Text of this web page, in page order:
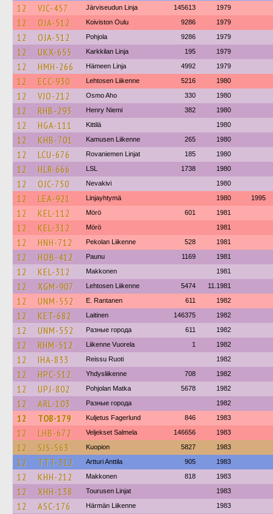
12 VJC-457 Järviseudun Linja 145613 1979
12 OJA-512 Koiviston Oulu 9286 1979
12 OJA-512 Pohjola 9286 1979
12 UKX-655 Karkkilan Linja 195 1979
12 HMH-266 Hämeen Linja 4992 1979
12 ECC-930 Lehtosen Liikenne 5216 1980
12 VJO-212 Osmo Aho 330 1980
12 RHB-293 Henry Niemi 382 1980
12 HGA-111 Kittilä 1980
12 KHB-701 Kamusen Liikenne 265 1980
12 LCU-676 Rovaniemen Linjat 185 1980
12 HLR-666 LSL 1738 1980
12 OJC-750 Nevakivi 1980
12 LEA-921 Linjayhtymä 1980 1995
12 KEL-112 Mörö 601 1981
12 KEL-312 Mörö 1981
12 HNH-712 Pekolan Liikenne 528 1981
12 HOB-412 Paunu 1169 1981
12 KEL-312 Makkonen 1981
12 XGM-907 Lehtosen Liikenne 5474 11.1981
12 UNM-552 E. Rantanen 611 1982
12 KET-682 Laitinen 146375 1982
12 UNM-552 Разные города 611 1982
12 RHM-512 Liikenne Vuorela 1 1982
12 IHA-833 Reissu Ruoti 1982
12 HPC-512 Yhdysliikenne 708 1982
12 UPJ-802 Pohjolan Matka 5678 1982
12 ARL-103 Разные города 1982
12 TOB-179 Kuljetus Fagerlund 846 1983
12 LHB-672 Veljekset Salmela 146656 1983
12 SJS-563 Kuopion 5827 1983
12 TTT-312 Artturi Anttila 905 1983
12 KHH-212 Makkonen 818 1983
12 XHH-138 Tourusen Linjat 1983
12 ASC-176 Härmän Liikenne 1983